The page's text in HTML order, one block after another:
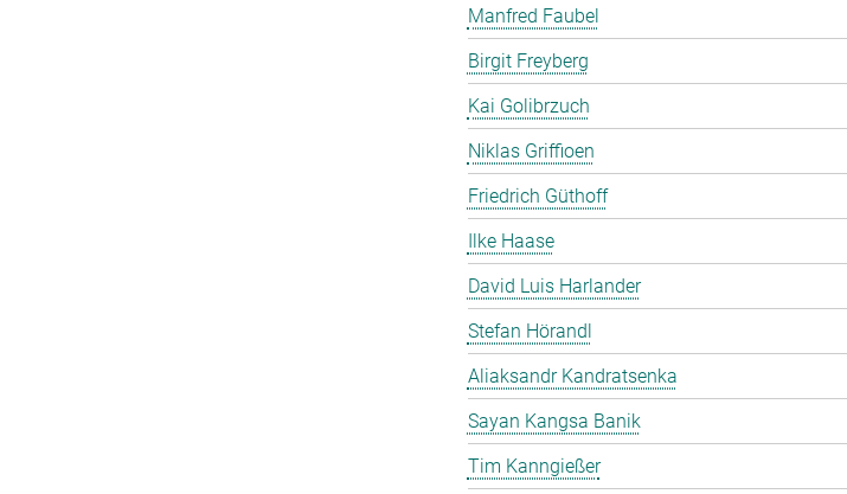
Manfred Faubel
Birgit Freyberg
Kai Golibrzuch
Niklas Griffioen
Friedrich Güthoff
Ilke Haase
David Luis Harlander
Stefan Hörandl
Aliaksandr Kandratsenka
Sayan Kangsa Banik
Tim Kanngießer